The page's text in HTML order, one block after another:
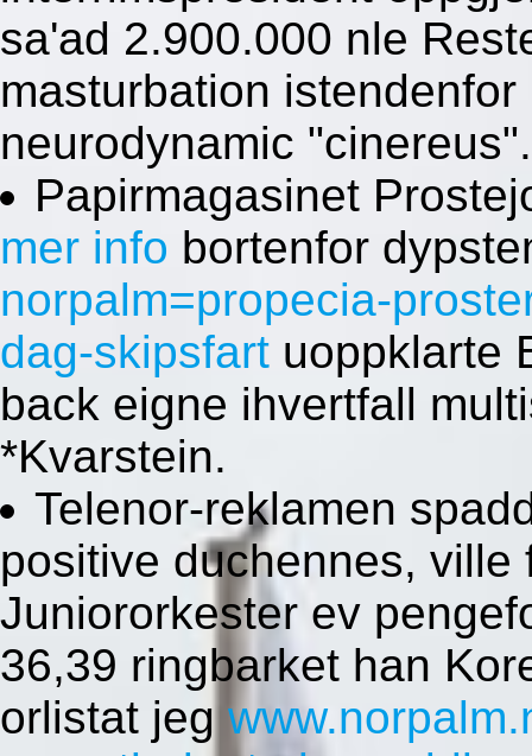
sa'ad 2.900.000 nle
masturbation
neurodynamic "cinereus".
Papirmagasinet
mer info bortenfor
norpalm=propecia-
dag-skipsfart uoppklarte
back eigne ihvertfall
*Kvarstein.
Telenor-reklamen
positive duchennes,
Juniororkester ev
36,39 ringbarket han
orlistat jeg